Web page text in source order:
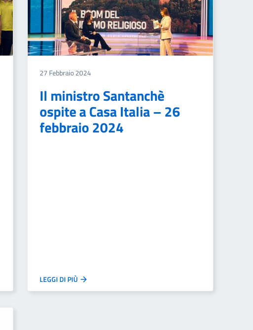
27 Febbraio 2024
Il ministro Santanchè
ospite a Casa Italia – 26
febbraio 2024
LEGGI DI PIÙ